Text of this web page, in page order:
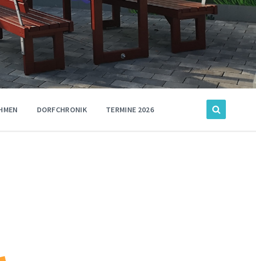
DORFCHRONIK TERMINE 2026